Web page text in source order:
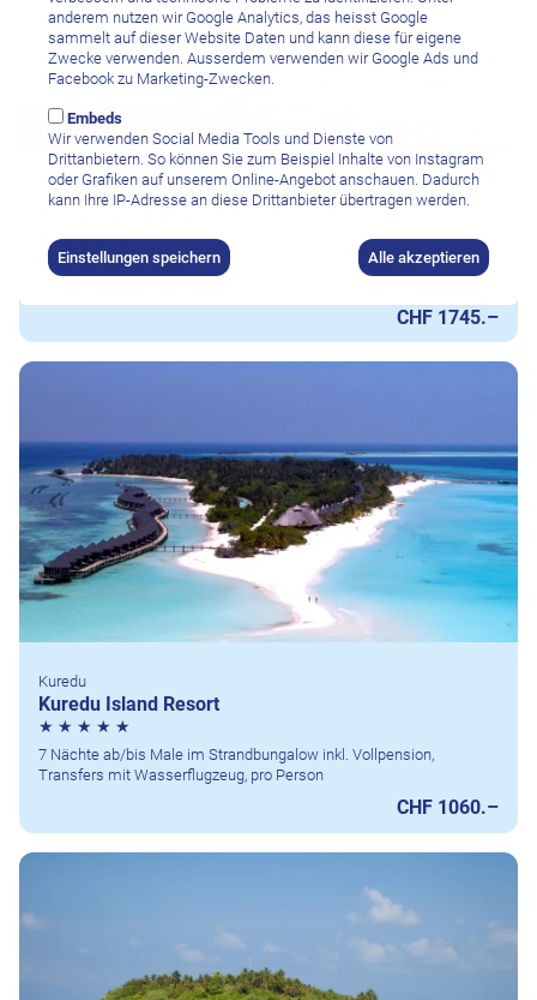
Komandoo
7 Nächte ab/bis Male im Doppelzimmer Beach Villa inkl.
CHF 1745.–
Kuredu
Kuredu Island Resort
7 Nächte ab/bis Male im Strandbungalow inkl. Vollpension,
Transfers mit Wasserflugzeug, pro Person
CHF 1060.–
anderem nutzen wir Google Analytics, das heisst Google
sammelt auf dieser Website Daten und kann diese für eigene
Zwecke verwenden. Ausserdem verwenden wir Google Ads und
Facebook zu Marketing-Zwecken.
Embeds
Wir verwenden Social Media Tools und Dienste von
Drittanbietern. So können Sie zum Beispiel Inhalte von Instagram
oder Grafiken auf unserem Online-Angebot anschauen. Dadurch
kann Ihre IP-Adresse an diese Drittanbieter übertragen werden.
Einstellungen speichern Alle akzeptieren